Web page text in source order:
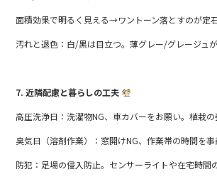
面積効果で明るく見える→ワントーン落とすのが定石
汚れと退色：白/黒は目立つ。薄グレー/グレージュが
7. 近隣配慮と暮らしの工夫
高圧洗浄日：洗濯物NG、車カバーをお願い。植栽の
臭気日（溶剤作業）：窓開けNG、作業帯の時間を事
防犯：足場の侵入防止。センサーライトや在宅時間